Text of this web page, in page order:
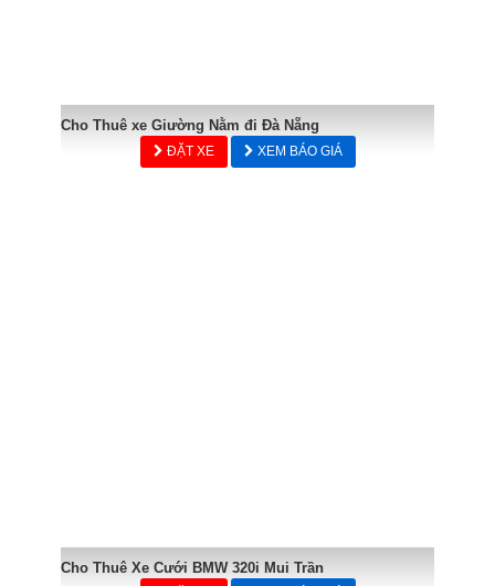
Cho Thuê xe Giường Nằm đi Đà Nẵng
ĐẶT XE XEM BÁO GIÁ
Cho Thuê Xe Cưới BMW 320i Mui Trần